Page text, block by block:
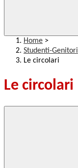
Home >
Studenti-Genitori
Le circolari
Le circolari